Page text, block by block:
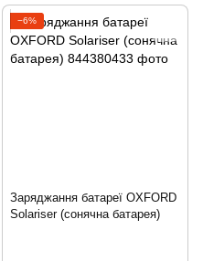
−6%
Заряджання батареї OXFORD
Solariser (сонячна батарея)